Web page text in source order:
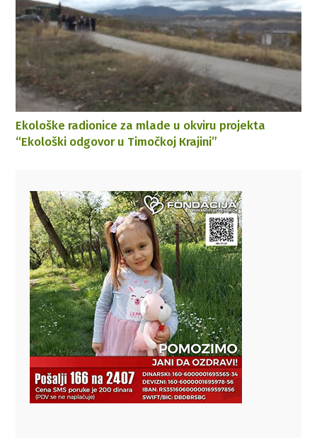
Ekološke radionice za mlade u okviru projekta
“Ekološki odgovor u Timočkoj Кrajini”